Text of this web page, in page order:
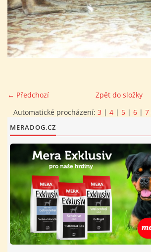
KONTAKTY KK
FOTOALBUM
O NÁS - HISTORIE A SOUČASNOST
VÝBOR KK
← Předchozí
Zpět do složky
Automatické procházení: 3 | 4 | 5 | 6 | 7
MERADOG.CZ